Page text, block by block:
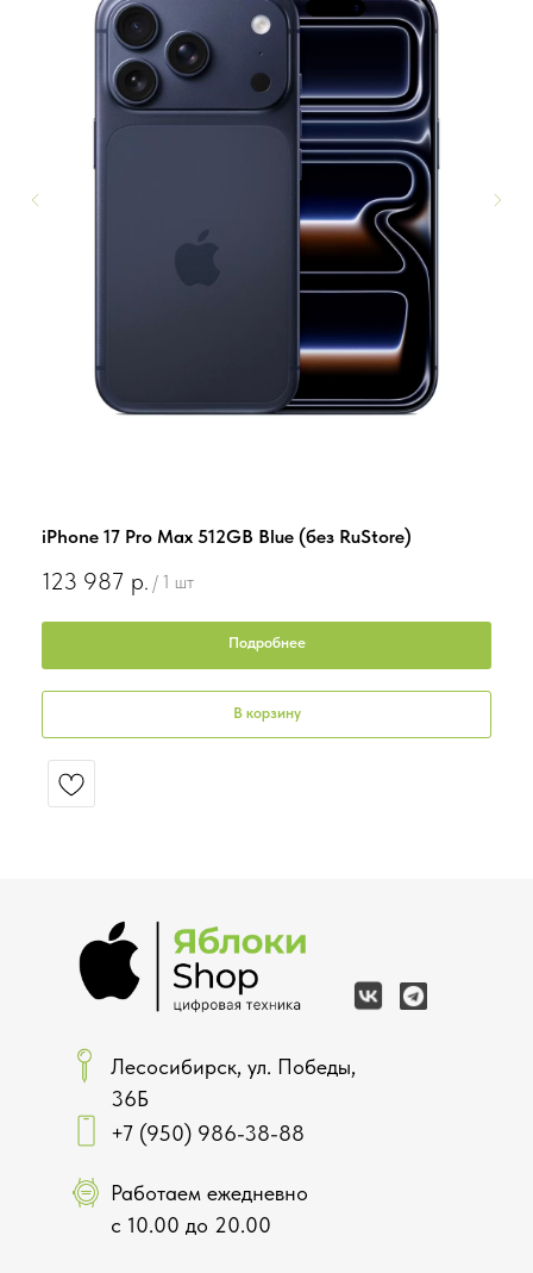
iPhone 17 Pro Max 512GB Blue (без RuStore)
123 987 р. / 1 шт
Подробнее
В корзину
Лесосибирск, ул. Победы,
36Б
+7 (950) 986-38-88
Работаем ежедневно
с 10.00 до 20.00